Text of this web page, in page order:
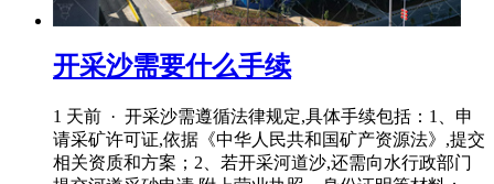
开采沙需要什么手续
1 天前 · 开采沙需遵循法律规定,具体手续包括：1、申
请采矿许可证,依据《中华人民共和国矿产资源法》,提交
相关资质和方案；2、若开采河道沙,还需向水行政部门